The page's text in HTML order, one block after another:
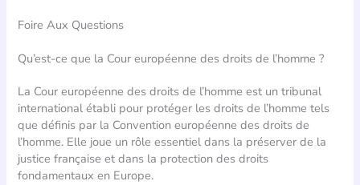
Foire Aux Questions
Qu’est-ce que la Cour européenne des droits de l’homme ?
La Cour européenne des droits de l’homme est un tribunal
international établi pour protéger les droits de l’homme tels
que définis par la Convention européenne des droits de
l’homme. Elle joue un rôle essentiel dans la préserver de la
justice française et dans la protection des droits
fondamentaux en Europe.